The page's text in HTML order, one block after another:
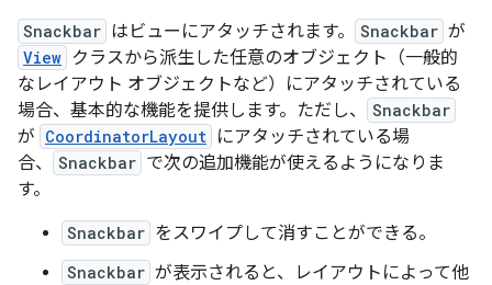
Snackbar はビューにアタッチされます。 Snackbar が
View クラスから派生した任意のオブジェクト（一般的
なレイアウト オブジェクトなど）にアタッチされている
場合、基本的な機能を提供します。ただし、
Snackbar
が CoordinatorLayout にアタッチされている場
合、
Snackbar で次の追加機能が使えるようになりま
す。
Snackbar をスワイプして消すことができる。
Snackbar が表示されると、レイアウトによって他